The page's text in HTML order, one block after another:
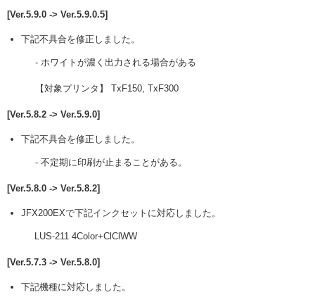
[Ver.5.9.0 -> Ver.5.9.0.5]
下記不具合を修正しました。
- ホワイトが濃く出力される場合がある
【対象プリンタ】 TxF150, TxF300
[Ver.5.8.2 -> Ver.5.9.0]
下記不具合を修正しました。
- 不定期に印刷が止まることがある。
[Ver.5.8.0 -> Ver.5.8.2]
JFX200EXで下記インクセットに対応しました。
LUS-211 4Color+ClClWW
[Ver.5.7.3 -> Ver.5.8.0]
下記機種に対応しました。